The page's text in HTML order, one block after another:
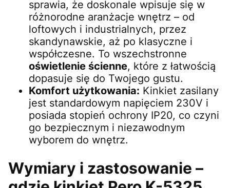
sprawia, że doskonale wpisuje się w
różnorodne aranżacje wnętrz – od
loftowych i industrialnych, przez
skandynawskie, aż po klasyczne i
współczesne. To wszechstronne
oświetlenie ścienne, które z łatwością
dopasuje się do Twojego gustu.
Komfort użytkowania: Kinkiet zasilany
jest standardowym napięciem 230V i
posiada stopień ochrony IP20, co czyni
go bezpiecznym i niezawodnym
wyborem do wnętrz.
Wymiary i zastosowanie –